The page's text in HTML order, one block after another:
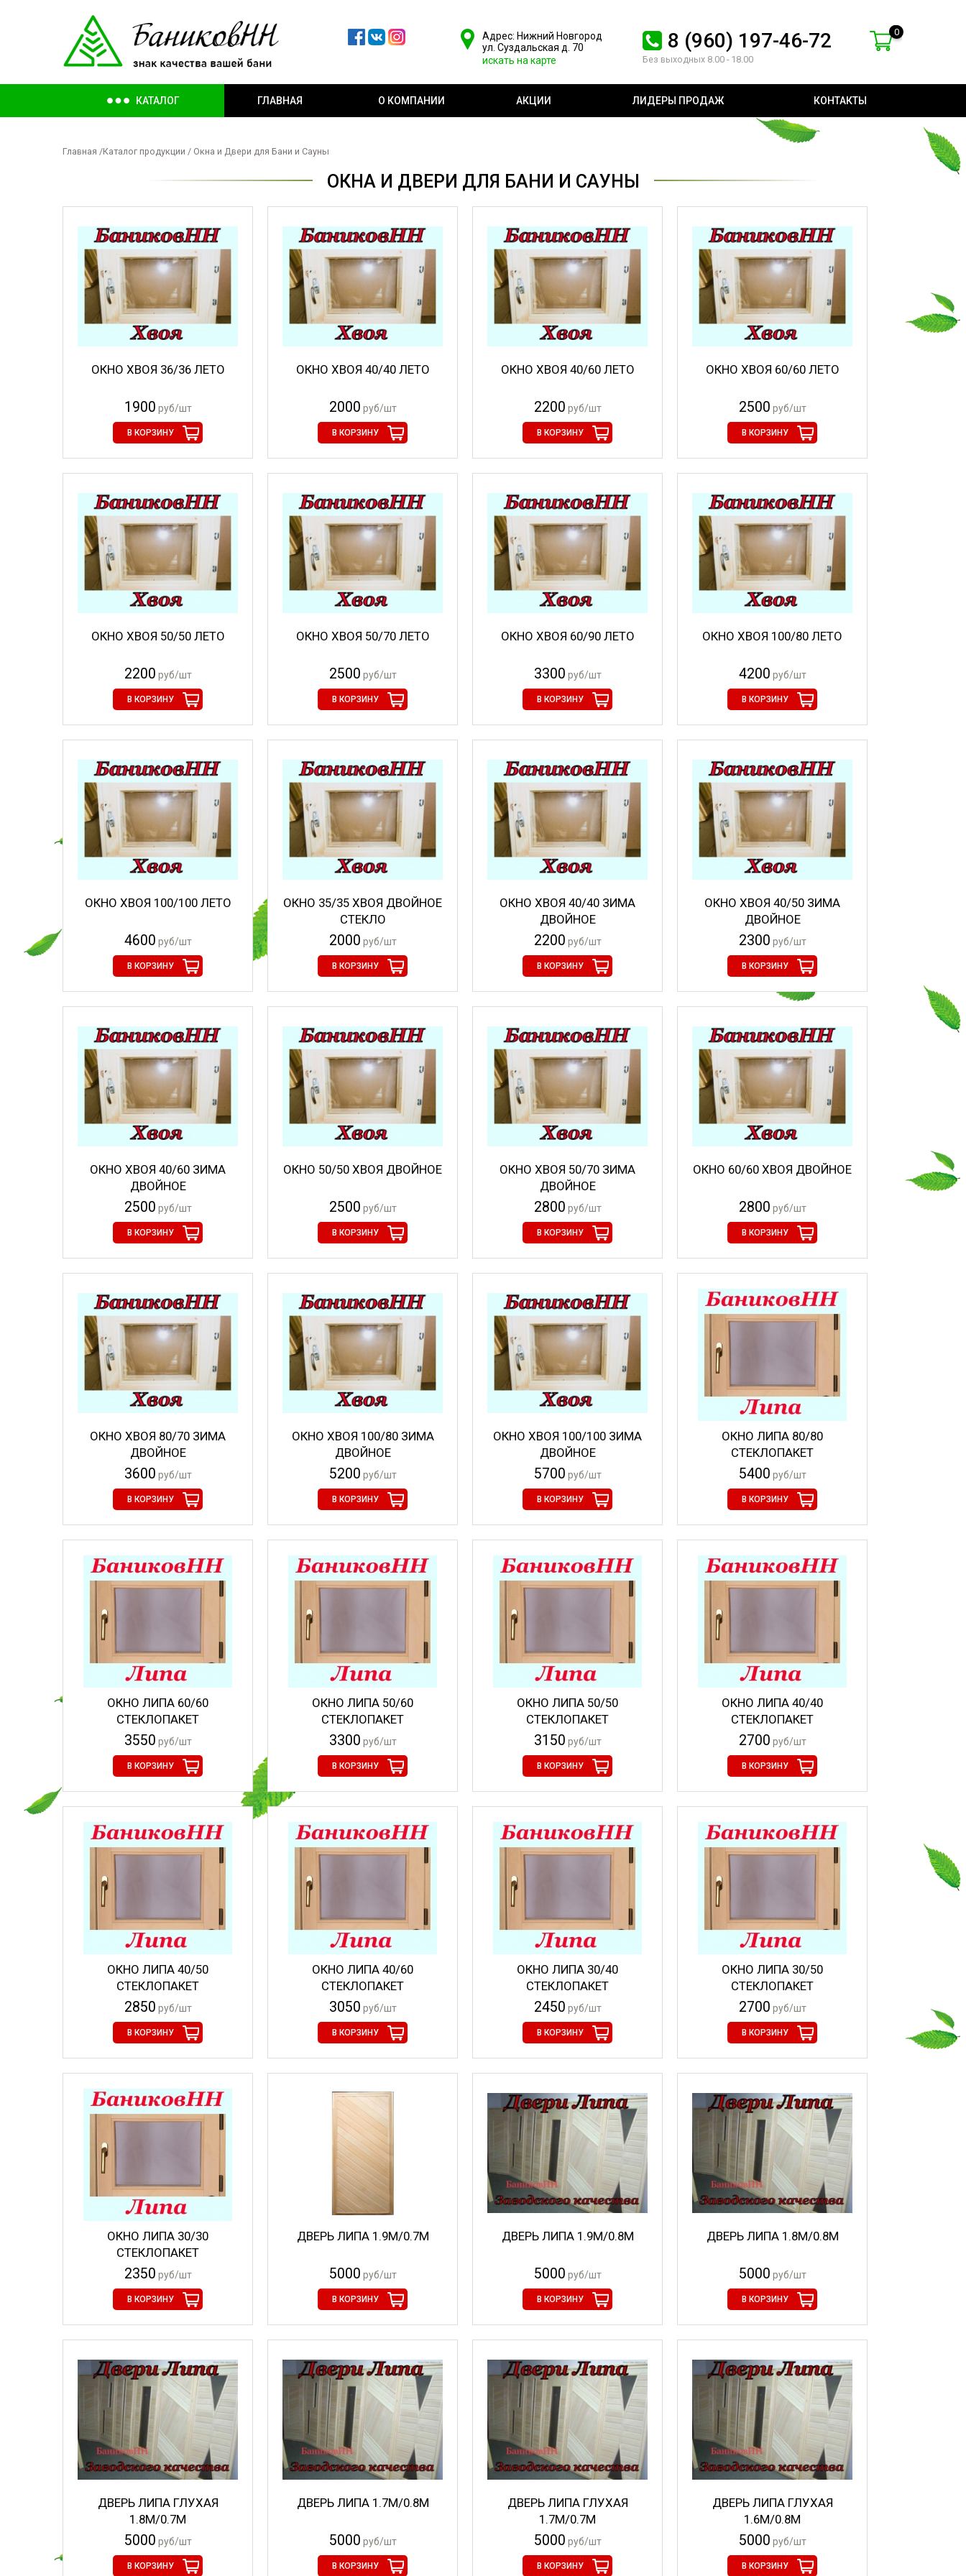
Адрес: Нижний Новгород
ул. Суздальская д. 70
искать на карте
8 (960) 197-46-72
Без выходных 8.00 - 18.00
0
КАТАЛОГ ГЛАВНАЯ О КОМПАНИИ АКЦИИ ЛИДЕРЫ ПРОДАЖ КОНТАКТЫ
Главная /Каталог продукции / Окна и Двери для Бани и Сауны
ОКНА И ДВЕРИ ДЛЯ БАНИ И САУНЫ
ОКНО ХВОЯ 36/36 ЛЕТО
1900 руб/шт
В КОРЗИНУ
ОКНО ХВОЯ 40/40 ЛЕТО
2000 руб/шт
В КОРЗИНУ
ОКНО ХВОЯ 40/60 ЛЕТО
2200 руб/шт
В КОРЗИНУ
ОКНО ХВОЯ 60/60 ЛЕТО
2500 руб/шт
В КОРЗИНУ
ОКНО ХВОЯ 50/50 ЛЕТО
2200 руб/шт
В КОРЗИНУ
ОКНО ХВОЯ 50/70 ЛЕТО
2500 руб/шт
В КОРЗИНУ
ОКНО ХВОЯ 60/90 ЛЕТО
3300 руб/шт
В КОРЗИНУ
ОКНО ХВОЯ 100/80 ЛЕТО
4200 руб/шт
В КОРЗИНУ
ОКНО ХВОЯ 100/100 ЛЕТО
4600 руб/шт
В КОРЗИНУ
ОКНО 35/35 ХВОЯ ДВОЙНОЕ
СТЕКЛО
2000 руб/шт
В КОРЗИНУ
ОКНО ХВОЯ 40/40 ЗИМА
ДВОЙНОЕ
2200 руб/шт
В КОРЗИНУ
ОКНО ХВОЯ 40/50 ЗИМА
ДВОЙНОЕ
2300 руб/шт
В КОРЗИНУ
ОКНО ХВОЯ 40/60 ЗИМА
ДВОЙНОЕ
2500 руб/шт
В КОРЗИНУ
ОКНО 50/50 ХВОЯ ДВОЙНОЕ
2500 руб/шт
В КОРЗИНУ
ОКНО ХВОЯ 50/70 ЗИМА
ДВОЙНОЕ
2800 руб/шт
В КОРЗИНУ
ОКНО 60/60 ХВОЯ ДВОЙНОЕ
2800 руб/шт
В КОРЗИНУ
ОКНО ХВОЯ 80/70 ЗИМА
ДВОЙНОЕ
3600 руб/шт
В КОРЗИНУ
ОКНО ХВОЯ 100/80 ЗИМА
ДВОЙНОЕ
5200 руб/шт
В КОРЗИНУ
ОКНО ХВОЯ 100/100 ЗИМА
ДВОЙНОЕ
5700 руб/шт
В КОРЗИНУ
ОКНО ЛИПА 80/80
СТЕКЛОПАКЕТ
5400 руб/шт
В КОРЗИНУ
ОКНО ЛИПА 60/60
СТЕКЛОПАКЕТ
3550 руб/шт
В КОРЗИНУ
ОКНО ЛИПА 50/60
СТЕКЛОПАКЕТ
3300 руб/шт
В КОРЗИНУ
ОКНО ЛИПА 50/50
СТЕКЛОПАКЕТ
3150 руб/шт
В КОРЗИНУ
ОКНО ЛИПА 40/40
СТЕКЛОПАКЕТ
2700 руб/шт
В КОРЗИНУ
ОКНО ЛИПА 40/50
СТЕКЛОПАКЕТ
2850 руб/шт
В КОРЗИНУ
ОКНО ЛИПА 40/60
СТЕКЛОПАКЕТ
3050 руб/шт
В КОРЗИНУ
ОКНО ЛИПА 30/40
СТЕКЛОПАКЕТ
2450 руб/шт
В КОРЗИНУ
ОКНО ЛИПА 30/50
СТЕКЛОПАКЕТ
2700 руб/шт
В КОРЗИНУ
ОКНО ЛИПА 30/30
СТЕКЛОПАКЕТ
2350 руб/шт
В КОРЗИНУ
ДВЕРЬ ЛИПА 1.9М/0.7М
5000 руб/шт
В КОРЗИНУ
ДВЕРЬ ЛИПА 1.9М/0.8М
5000 руб/шт
В КОРЗИНУ
ДВЕРЬ ЛИПА 1.8М/0.8М
5000 руб/шт
В КОРЗИНУ
ДВЕРЬ ЛИПА ГЛУХАЯ
1.8М/0.7М
5000 руб/шт
В КОРЗИНУ
ДВЕРЬ ЛИПА 1.7М/0.8М
5000 руб/шт
В КОРЗИНУ
ДВЕРЬ ЛИПА ГЛУХАЯ
1.7М/0.7М
5000 руб/шт
В КОРЗИНУ
ДВЕРЬ ЛИПА ГЛУХАЯ
1.6М/0.8М
5000 руб/шт
В КОРЗИНУ